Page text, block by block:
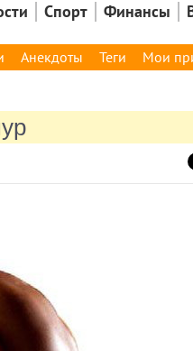
Спорт Финансы
Анекдоты Теги Мои